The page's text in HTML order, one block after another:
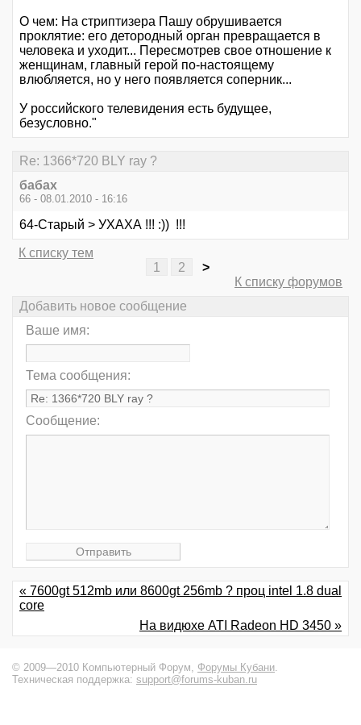
О чем: На стриптизера Пашу обрушивается
проклятие: его детородный орган превращается в
человека и уходит... Пересмотрев свое отношение к
женщинам, главный герой по-настоящему
влюбляется, но у него появляется соперник...
У российского телевидения есть будущее,
безусловно."
Re: 1366*720 BLY ray ?
бабах
66 - 08.01.2010 - 16:16
64-Старый > УХАХА !!! :)) !!!
К списку тем
1
2
>
К списку форумов
Добавить новое сообщение
Ваше имя:
Тема сообщения:
Сообщение:
« 7600gt 512mb или 8600gt 256mb ? проц intel 1.8 dual
core
На видюхе ATI Radeon HD 3450 »
© 2009—2010 Компьютерный Форум, Форумы Кубани.
Техническая поддержка: support@forums-kuban.ru